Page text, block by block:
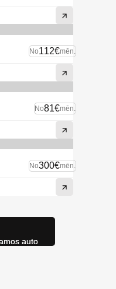
No112€mēn.
No81€mēn.
No300€mēn.